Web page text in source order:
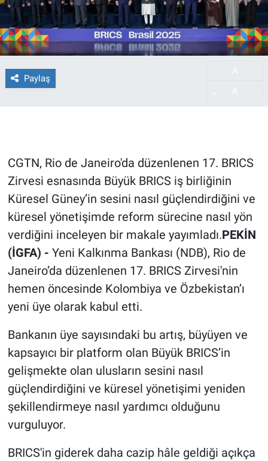
Paylaş
CGTN, Rio de Janeiro'da düzenlenen 17. BRICS
Zirvesi esnasında Büyük BRICS iş birliğinin
Küresel Güney’in sesini nasıl güçlendirdiğini ve
küresel yönetişimde reform sürecine nasıl yön
verdiğini inceleyen bir makale yayımladı.PEKİN
(İGFA) - Yeni Kalkınma Bankası (NDB), Rio de
Janeiro’da düzenlenen 17. BRICS Zirvesi'nin
hemen öncesinde Kolombiya ve Özbekistan’ı
yeni üye olarak kabul etti.
Bankanın üye sayısındaki bu artış, büyüyen ve
kapsayıcı bir platform olan Büyük BRICS’in
gelişmekte olan ulusların sesini nasıl
güçlendirdiğini ve küresel yönetişimi yeniden
şekillendirmeye nasıl yardımcı olduğunu
vurguluyor.
BRICS'in giderek daha cazip hâle geldiği açıkça